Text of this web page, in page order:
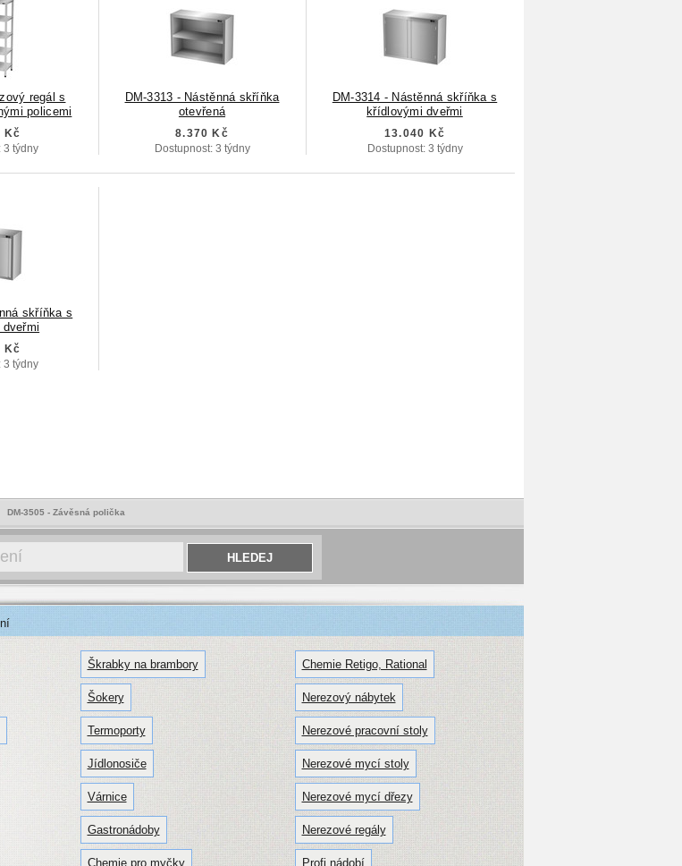
regál s
policemi
Kč
3 týdny
DM-3313 - Nástěnná skříňka
otevřená
8.370 Kč
Dostupnost: 3 týdny
DM-3314 - Nástěnná skříňka s
křídlovými dveřmi
13.040 Kč
Dostupnost: 3 týdny
skříňka s
Kč
3 týdny
DM-3505 - Závěsná polička
Škrabky na brambory
Šokery
Termoporty
Jídlonosiče
Várnice
Gastronádoby
Chemie pro myčky
Chemie Retigo, Rational
Nerezový nábytek
Nerezové pracovní stoly
Nerezové mycí stoly
Nerezové mycí dřezy
Nerezové regály
Profi nádobí